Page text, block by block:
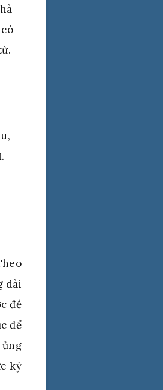
dài
đề
để
ủng
kỳ